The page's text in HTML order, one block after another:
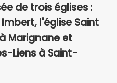
de trois églises :
l'église Saint
Marignane et
Liens à Saint-